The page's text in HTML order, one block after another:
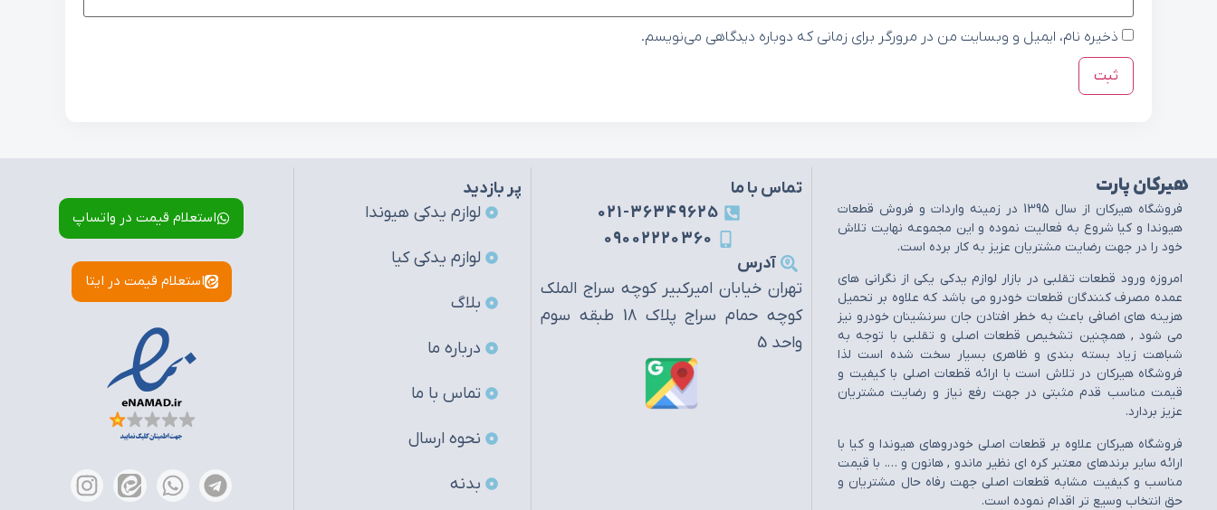
ذخیره نام، ایمیل و وبسایت من در مرورگر برای زمانی که دوباره دیدگاهی می‌نویسم.
هیرکان پارت
فروشگاه هيرکان از سال 1395 در زمينه واردات و فروش قطعات
هيوندا و کيا شروع به فعاليت نموده و اين مجموعه نهايت تلاش
خود را در جهت رضايت مشتريان عزيز به کار برده است.
امروزه ورود قطعات تقلبي در بازار لوازم يدکي يکي از نگراني هاي
عمده مصرف کنندگان قطعات خودرو مي باشد که علاوه بر تحميل
هزينه هاي اضافي باعث به خطر افتادن جان سرنشينان خودرو نيز
مي شود , همچنين تشخيص قطعات اصلي و تقلبي با توجه به
شباهت زياد بسته بندي و ظاهري بسيار سخت شده است لذا
فروشگاه هيرکان در تلاش است با ارائه قطعات اصلي با کيفيت و
قيمت مناسب قدم مثبتي در جهت رفع نياز و رضايت مشتريان
عزيز بردارد.
فروشگاه هيرکان علاوه بر قطعات اصلي خودروهاي هيوندا و کيا با
ارائه ساير برندهاي معتبر کره اي نظير ماندو , هانون و …. با قيمت
مناسب و کيفيت مشابه قطعات اصلي جهت رفاه حال مشتريان و
حق انتخاب وسيع تر اقدام نموده است.
تماس با ما
021-36349625
09002220360
آدرس
تهران خیابان امیرکبیر کوچه سراج الملک
کوچه حمام سراج پلاک 18 طبقه سوم
واحد 5
پر بازدید
لوازم یدکی هیوندا
لوازم یدکی کیا
بلاگ
درباره ما
تماس با ما
نحوه ارسال
بدنه
استعلام قیمت در واتساپ
استعلام قیمت در ایتا